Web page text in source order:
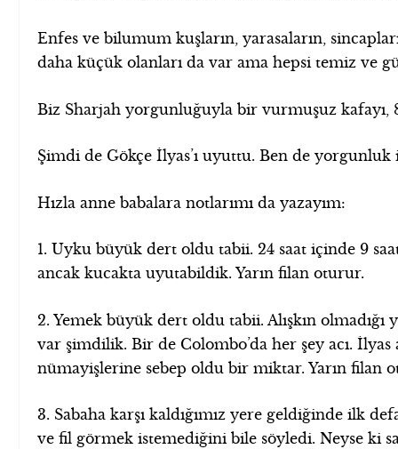
Enfes ve bilumum kuşların, yarasaların,
daha küçük olanları da var ama hepsi temiz ve
Biz Sharjah yorgunluğuyla bir vurmuşuz kafayı,
Şimdi de Gökçe İlyas’ı uyuttu. Ben de
Hızla anne babalara notlarımı da yazayım:
1. Uyku büyük dert oldu tabii. 24 saat içinde 9
ancak kucakta uyutabildik. Yarın filan oturur.
2. Yemek büyük dert oldu tabii. Alışkın
var şimdilik. Bir de Colombo’da her şey acı. İlyas
nümayişlerine sebep oldu bir miktar. Yarın filan
3. Sabaha karşı kaldığımız yere geldiğinde ilk
ve fil görmek istemediğini bile söyledi. Neyse ki